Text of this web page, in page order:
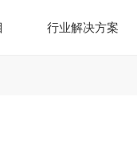
行业解决方案